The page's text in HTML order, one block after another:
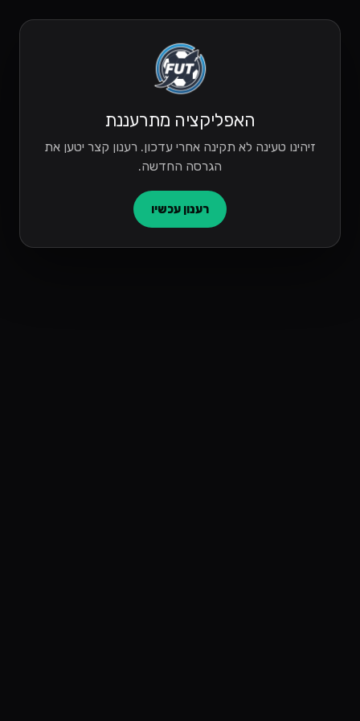
האפליקציה מתרעננת
זיהינו טעינה לא תקינה אחרי עדכון. רענון קצר יטען את
הגרסה החדשה.
רענון עכשיו